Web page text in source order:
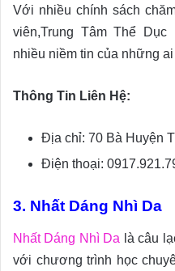
Với nhiều chính sách
viên,Trung Tâm Thể
nhiều niềm tin của những
Thông Tin Liên Hệ:
Địa chỉ: 70 Bà Huyện
Điện thoại:
3. Nhất Dáng Nhì Da
Nhất Dáng Nhì Da là câu
với chương trình học